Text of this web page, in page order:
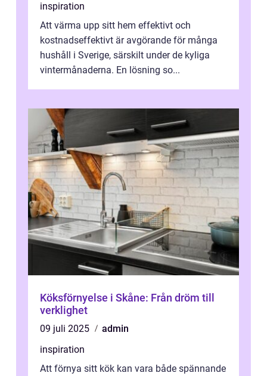
inspiration
Att värma upp sitt hem effektivt och
kostnadseffektivt är avgörande för många
hushåll i Sverige, särskilt under de kyliga
vintermånaderna. En lösning so...
Köksförnyelse i Skåne: Från dröm till
verklighet
09 juli 2025
admin
inspiration
Att förnya sitt kök kan vara både spännande